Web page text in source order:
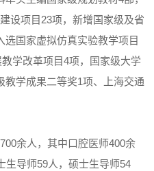
设项目23项，新增国家级及省
国家虚拟仿真实验教学项目
教学改革项目4项，国家级大学
教学成果二等奖1项、上海交通
余人，其中口腔医师400余
生导师59人，硕士生导师54